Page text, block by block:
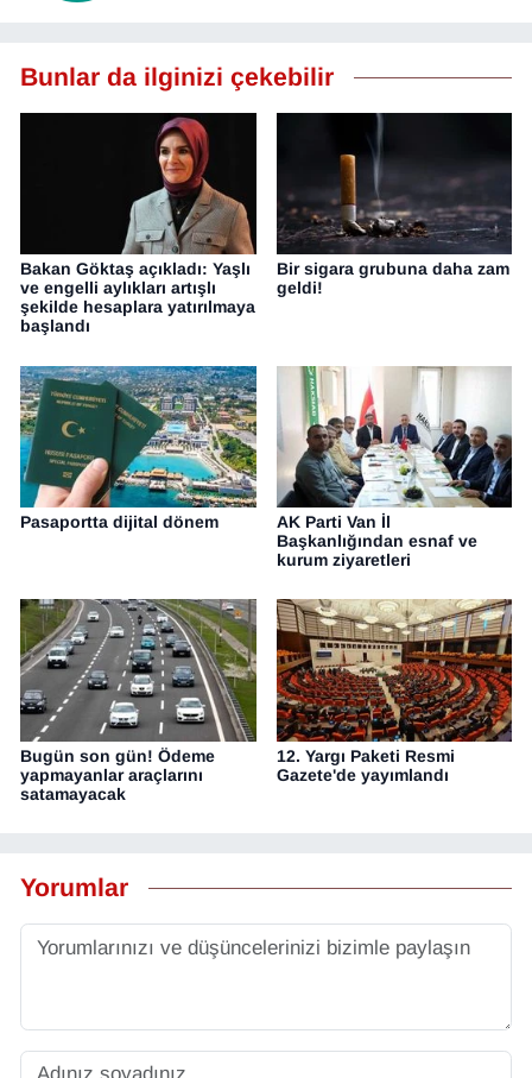
Bunlar da ilginizi çekebilir
Bakan Göktaş açıkladı: Yaşlı
ve engelli aylıkları artışlı
şekilde hesaplara yatırılmaya
başlandı
Bir sigara grubuna daha zam
geldi!
Pasaportta dijital dönem
AK Parti Van İl
Başkanlığından esnaf ve
kurum ziyaretleri
Bugün son gün! Ödeme
yapmayanlar araçlarını
satamayacak
12. Yargı Paketi Resmi
Gazete'de yayımlandı
Yorumlar